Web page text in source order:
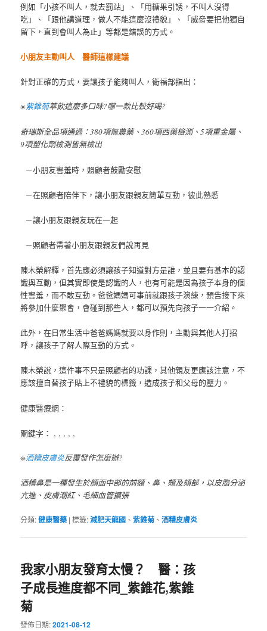
例如「小孩不叫人，就去罰站」、「用糖果引誘，不叫人沒得
吃」、「跟他講道理，做人不能這麼沒禮貌」、「威脅要把他獨自
留下，直到會叫人為止」等都是錯誤的方式。
小朋友主動叫人 醫師這樣建議
針對正確的方式，要讓孩子能夠叫人，衛福部指出：
※紫錐菊萃飲這麼多口味?哪一款比較好喝?
奇瑞斯全品項通過：380項無農藥、360項西藥檢測、5項重金屬、
9項塑化劑檢測皆無檢出
－小朋友害羞時，照顧者鼓勵安慰
－在照顧者陪伴下，讓小朋友跟親友簡單互動，彼此熟悉
－讓小朋友跟親友玩在一起
－照顧者帶著小朋友跟親友們說再見
陳木榮解釋，首先應必須讓孩子知道對方是誰，並且要有基本的認
識與互動，但其實即使是認識的人，也有可能是因為孩子本身的個
性害羞，而不敢互動。爸爸媽媽可事前就跟孩子演練，預告接下來
將參加什麼聚會，會碰到那些人，都可以預先向孩子一一介紹。
此外，在日常生活中爸爸媽媽就要以身作則，主動與其他人打招
呼，讓孩子了解人際互動的方式。
陳木榮說，這件事不只是照顧者的功課，其他親友更應該注意，不
應該擅自替孩子貼上不禮貌的標籤，造成孩子和父母的壓力。
健康醫療網：
關鍵字： , , , , ,
※酒糟皮膚炎反覆發作怎麼辦?
酒糟鼻是一種發生於顏面中部的前額、鼻、頰及頦部，以皮脂分泌
亢進、皮膚潮紅、毛細血管擴張
分類:健康醫藥 |標籤:減肥天龍國 、紫錐菊 、酒糟皮膚炎
我家小朋友發育太慢？ 醫：孩
子成長進度都不同_紫錐花,紫錐
菊
發佈日期:2021-08-12